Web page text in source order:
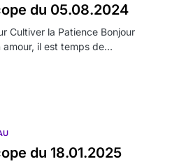
du 05.08.2024
Cultiver la Patience Bonjour
amour, il est temps de…
du 18.01.2025